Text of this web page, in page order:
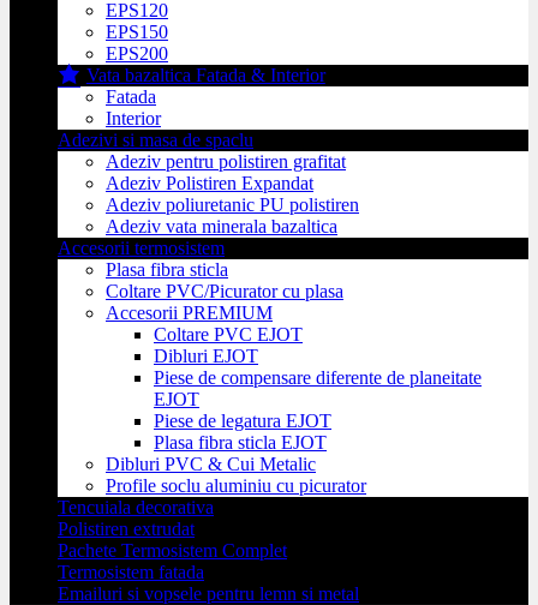
EPS120
EPS150
EPS200
Vata bazaltica Fatada & Interior
Fatada
Interior
Adezivi si masa de spaclu
Adeziv pentru polistiren grafitat
Adeziv Polistiren Expandat
Adeziv poliuretanic PU polistiren
Adeziv vata minerala bazaltica
Accesorii termosistem
Plasa fibra sticla
Coltare PVC/Picurator cu plasa
Accesorii PREMIUM
Coltare PVC EJOT
Dibluri EJOT
Piese de compensare diferente de planeitate
EJOT
Piese de legatura EJOT
Plasa fibra sticla EJOT
Dibluri PVC & Cui Metalic
Profile soclu aluminiu cu picurator
Tencuiala decorativa
Polistiren extrudat
Pachete Termosistem Complet
Termosistem fatada
Emailuri si vopsele pentru lemn si metal